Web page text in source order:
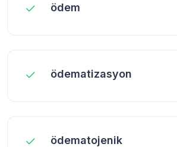
ödem
ödematizasyon
ödematojenik